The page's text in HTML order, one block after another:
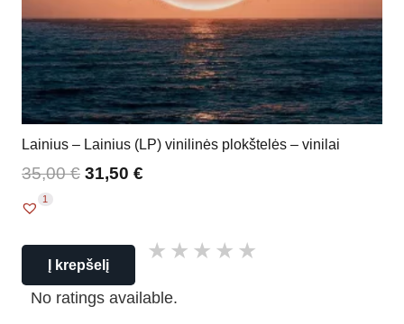
Lainius – Lainius (LP) vinilinės plokštelės – vinilai
35,00€ 31,50 €
1
Į krepšelį
No ratings available.